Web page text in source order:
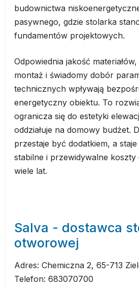
budownictwa
pasywnego, gdzie stolarka
fundamentów projektowych.
Odpowiednia jakość
montaż i świadomy dobór
technicznych wpływają
energetyczny obiektu. To
ogranicza się do estetyki
oddziałuje na domowy budżet.
przestaje być dodatkiem, a
stabilne i przewidywalne
wiele lat.
Salva - dostawca
otworowej
Adres: Chemiczna 2, 65-713
Telefon: 683070700